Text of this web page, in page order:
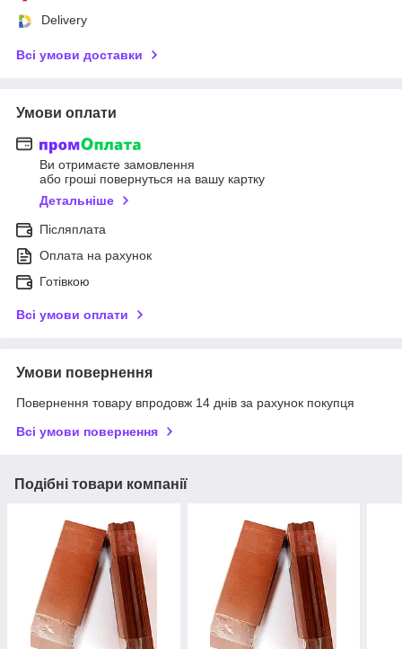
Delivery
Всі умови доставки
Умови оплати
Ви отримаєте замовлення
або гроші повернуться на вашу картку
Детальніше
Післяплата
Оплата на рахунок
Готівкою
Всі умови оплати
Умови повернення
Повернення товару впродовж 14 днів за рахунок покупця
Всі умови повернення
Подібні товари компанії